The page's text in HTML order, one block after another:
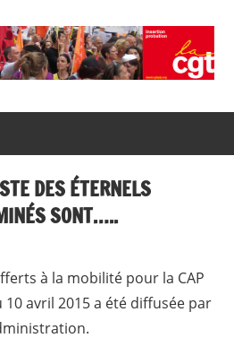
CGT
insertion
probation
DES ÉTERNELS
SONT…..
à la mobilité pour la CAP
10 avril 2015 a été diffusée par